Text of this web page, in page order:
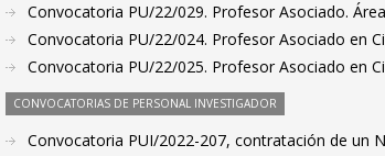
Convocatoria PU/22/029. Profesor Asociado.
Convocatoria PU/22/024. Profesor Asociado en
Convocatoria PU/22/025. Profesor Asociado en
CONVOCATORIAS DE PERSONAL INVESTIGADOR
Convocatoria PUI/2022-207, contratación de un